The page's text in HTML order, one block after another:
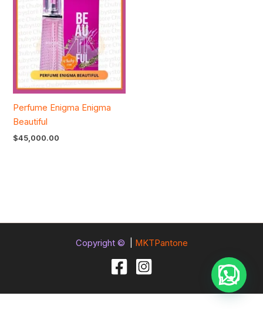
Perfume Enigma Enigma
Beautiful
$45,000.00
Copyright © MKTPantone